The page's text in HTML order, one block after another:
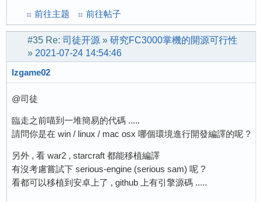
前往主题 前往帖子
#35 Re: 司徒开源 » 研究FC3000掌機的開源可行性
» 2021-07-24 14:54:46
lzgame02
@司徒
臨走之前喵到一堆簡易的代碼 .....
請問你是在 win / linux / mac osx 哪個環境進行開發編譯的呢 ?
另外 , 看 war2 , starcraft 都能移植編譯
有沒考慮嘗試下 serious-engine (serious sam) 呢 ?
看都可以移植到安卓上了 , github 上有引擎源碼 .....